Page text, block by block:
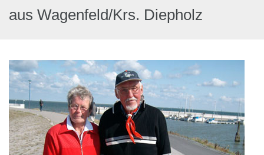
aus Wagenfeld/Krs. Diepholz